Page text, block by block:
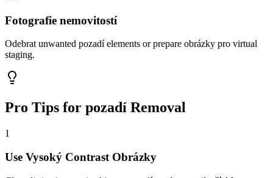
Fotografie nemovitostí
Odebrat unwanted pozadí elements or prepare obrázky pro virtual
staging.
Pro Tips for pozadí Removal
1
Use Vysoký Contrast Obrázky